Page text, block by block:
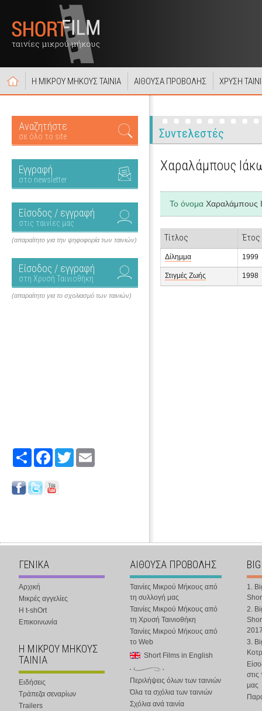
Η ΜΙΚΡΟΥ ΜΗΚΟΥΣ ΤΑΙΝΙΑ ΑΙΘΟΥΣΑ ΠΡΟΒΟΛΗΣ ΧΡΥΣΗ
Αναζητήστε
σε όλο το site
Εγγραφή
στο newsletter
Είσοδος / εγγραφή
στις ταινίες μας
(απαραίτητο για την ψηφοφορία των ταινιών)
Είσοδος / εγγραφή
στη Χρυσή Ταινιοθήκη
(απαραίτητο για το σχολιασμό των ταινιών)
Share FacebookTwitter
Συντελεστές
Χαραλάμπους
Το όνομα Χαραλάμπους
Τίτλος Έτος
Δίλημμα 1999
Στιγμές Ζωής 1998
ΓΕΝΙΚΑ
Αρχική
Μικρές αγγελίες
Η t-shOrt
Επικοινωνία
Η ΜΙΚΡΟΥ ΜΗΚΟΥΣ
ΤΑΙΝΙΑ
Ειδήσεις
Τράπεζα σεναρίων
Trailers
ΑΙΘΟΥΣΑ ΠΡΟΒΟΛΗΣ
Ταινίες Μικρού Μήκους από
τη συλλογή μας
Ταινίες Μικρού Μήκους από
τη Χρυσή Ταινιοθήκη
Ταινίες Μικρού Μήκους από
το Web
Short Films in English
Περιλήψεις όλων των ταινιών
Όλα τα σχόλια των ταινιών
Σχόλια ανά ταινία
1.
2.
3.
στις
μας